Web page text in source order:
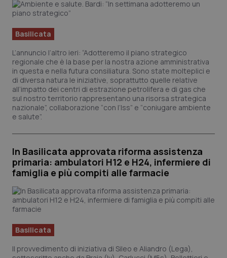
Basilicata
L’annuncio l’altro ieri: “Adotteremo il piano strategico
regionale che è la base per la nostra azione amministrativa
in questa e nella futura consiliatura. Sono state molteplici e
di diversa natura le iniziative, soprattutto quelle relative
all’impatto dei centri di estrazione petrolifera e di gas che
sul nostro territorio rappresentano una risorsa strategica
nazionale”, collaborazione “con l’Iss” e “coniugare ambiente
e salute”.
In Basilicata approvata riforma assistenza
primaria: ambulatori H12 e H24, infermiere di
famiglia e più compiti alle farmacie
Basilicata
Il provvedimento di iniziativa di Sileo e Aliandro (Lega),